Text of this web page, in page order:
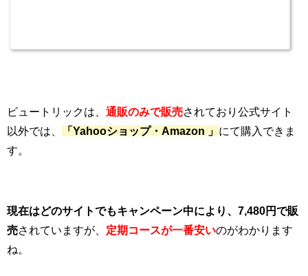
ビュートリックは、 通販のみで販売されており公式サイト
以外では、
「Yahooショップ・Amazon 」 にて購入 できま
す。
現在はどのサイトでもキャンペーン中により、7,480円で販
売されていますが、 定期コースが一番安いのがわかります
ね。